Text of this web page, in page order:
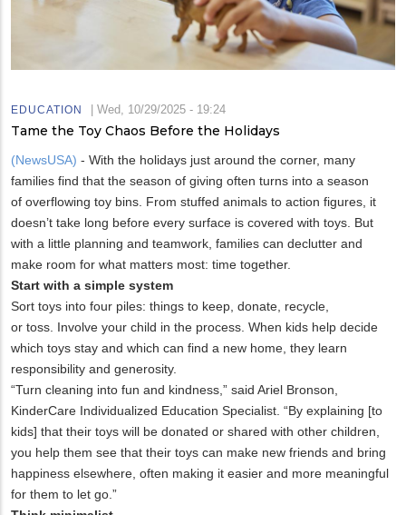
EDUCATION Wed, 10/29/2025 - 19:24
Tame the Toy Chaos Before the Holidays
(NewsUSA) - With the holidays just around the corner, many
families find that the season of giving often turns into a season
of overflowing toy bins. From stuffed animals to action figures, it
doesn’t take long before every surface is covered with toys. But
with a little planning and teamwork, families can declutter and
make room for what matters most: time together.
Start with a simple system
Sort toys into four piles: things to keep, donate, recycle,
or toss. Involve your child in the process. When kids help decide
which toys stay and which can find a new home, they learn
responsibility and generosity.
“Turn cleaning into fun and kindness,” said Ariel Bronson,
KinderCare Individualized Education Specialist. “By explaining [to
kids] that their toys will be donated or shared with other children,
you help them see that their toys can make new friends and bring
happiness elsewhere, often making it easier and more meaningful
for them to let go.”